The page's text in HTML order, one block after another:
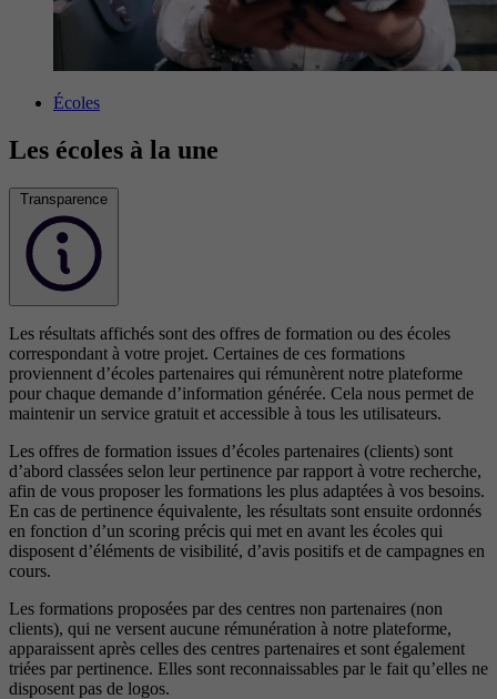
Écoles
Les écoles à la une
Transparence
Les résultats affichés sont des offres de formation ou des écoles
correspondant à votre projet. Certaines de ces formations
proviennent d’écoles partenaires qui rémunèrent notre plateforme
pour chaque demande d’information générée. Cela nous permet de
maintenir un service gratuit et accessible à tous les utilisateurs.
Les offres de formation issues d’écoles partenaires (clients) sont
d’abord classées selon leur pertinence par rapport à votre recherche,
afin de vous proposer les formations les plus adaptées à vos besoins.
En cas de pertinence équivalente, les résultats sont ensuite ordonnés
en fonction d’un scoring précis qui met en avant les écoles qui
disposent d’éléments de visibilité, d’avis positifs et de campagnes en
cours.
Les formations proposées par des centres non partenaires (non
clients), qui ne versent aucune rémunération à notre plateforme,
apparaissent après celles des centres partenaires et sont également
triées par pertinence. Elles sont reconnaissables par le fait qu’elles ne
disposent pas de logos.